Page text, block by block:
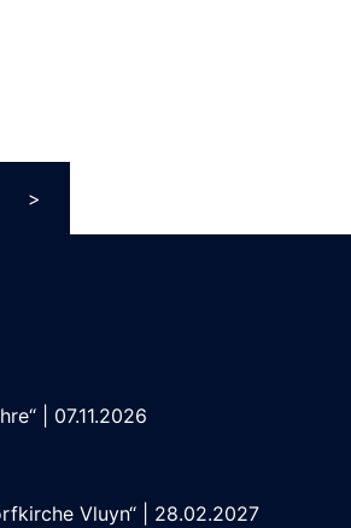
>
| 07.11.2026
Vluyn“ | 28.02.2027